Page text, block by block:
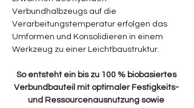
Verbundhalbzeugs auf die
Verarbeitungstemperatur erfolgen das
Umformen und Konsolidieren in einem
Werkzeug zu einer Leichtbaustruktur.
So entsteht ein bis zu 100 % biobasiertes
Verbundbauteil mit optimaler Festigkeits-
und Ressourcenausnutzung sowie